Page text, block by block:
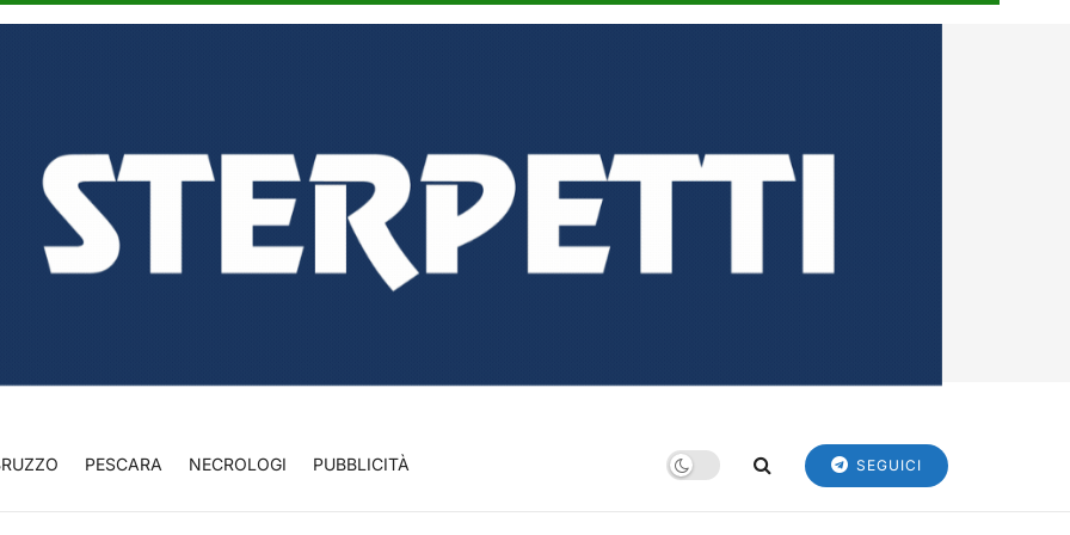
PESCARA NECROLOGI PUBBLICITÀ SEGUICI